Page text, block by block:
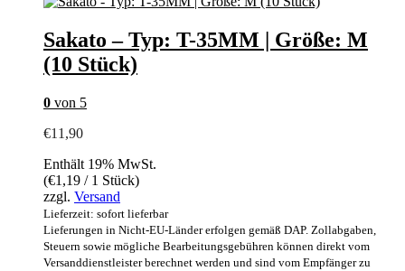
Sakato – Typ: T-35MM | Größe: M
(10 Stück)
0 von 5
€11,90
Enthält 19% MwSt.
(€1,19 / 1 Stück)
zzgl. Versand
Lieferzeit: sofort lieferbar
Lieferungen in Nicht-EU-Länder erfolgen gemäß DAP. Zollabgaben,
Steuern sowie mögliche Bearbeitungsgebühren können direkt vom
Versanddienstleister berechnet werden und sind vom Empfänger zu